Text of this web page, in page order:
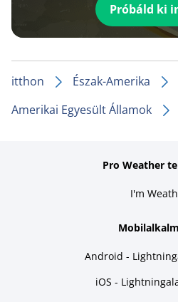
Próbáld ki
itthon
Észak-Amerika
Amerikai Egyesült Államok
Pro Weather
I'm
Android -
iOS -